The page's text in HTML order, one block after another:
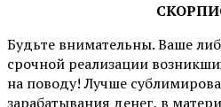
Будьте внимательны. Ваше
срочной реализации
на поводу! Лучше
зарабатывания денег, в